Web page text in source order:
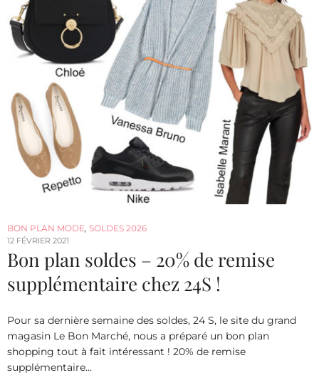
BON PLAN MODE, SOLDES 2026
12 FÉVRIER 2021
Bon plan soldes – 20% de remise
supplémentaire chez 24S !
Pour sa dernière semaine des soldes, 24 S, le site du grand
magasin Le Bon Marché, nous a préparé un bon plan
shopping tout à fait intéressant ! 20% de remise
supplémentaire…